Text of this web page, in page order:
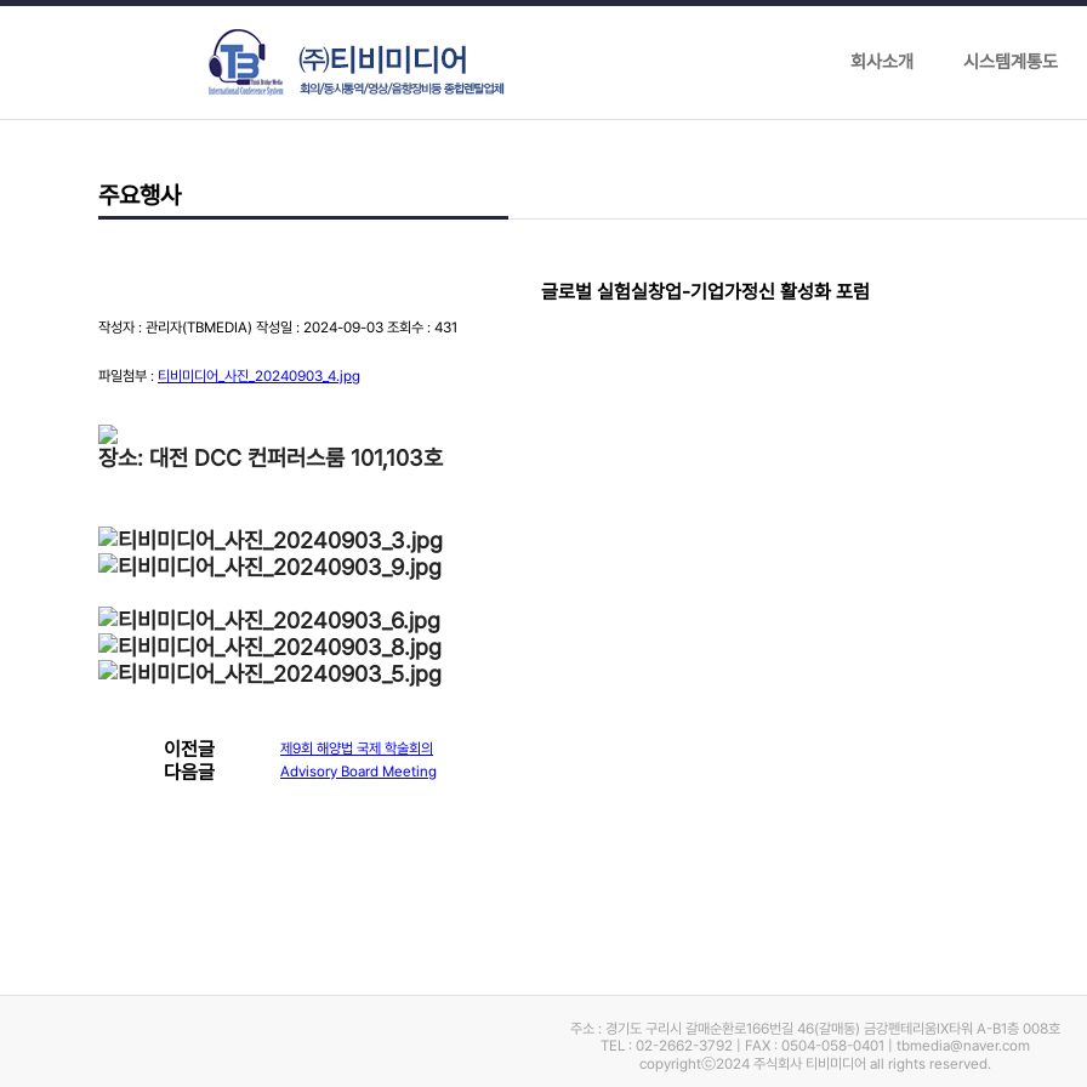
회사소개 시스템계통도
주요행사
글로벌 실험실창업-기업가정신 활성화 포럼
작성자 : 관리자(TBMEDIA) 작성일 : 2024-09-03 조회수 : 431
파일첨부 : 티비미디어_사진_20240903_4.jpg
장소: 대전 DCC 컨퍼러스룸 101,103호
이전글 제9회 해양법 국제 학술회의
다음글 Advisory Board Meeting
주소 : 경기도 구리시 갈매순환로166번길 46(갈매동) 금강펜테리움IX타워 A-B1층 008호
TEL : 02-2662-3792 | FAX : 0504-058-0401 | tbmedia@naver.com
copyrightⓒ2024 주식회사 티비미디어 all rights reserved.